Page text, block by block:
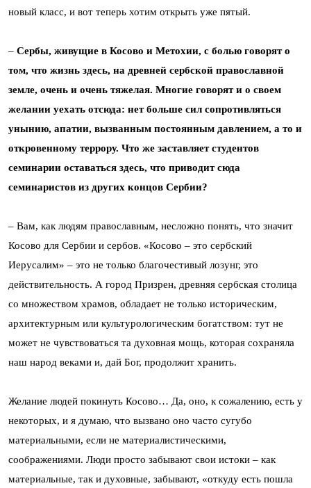
новый класс, и вот теперь хотим открыть уже пятый.
– Сербы, живущие в Косово и Метохии, с болью говорят о
том, что жизнь здесь, на древней сербской православной
земле, очень и очень тяжелая. Многие говорят и о своем
желании уехать отсюда: нет больше сил сопротивляться
унынию, апатии, вызванным постоянным давлением, а то и
откровенному террору. Что же заставляет студентов
семинарии оставаться здесь, что приводит сюда
семинаристов из других концов Сербии?
– Вам, как людям православным, несложно понять, что значит
Косово для Сербии и сербов. «Косово – это сербский
Иерусалим» – это не только благочестивый лозунг, это
действительность. А город Призрен, древняя сербская столица
со множеством храмов, обладает не только историческим,
архитектурным или культурологическим богатством: тут не
может не чувствоваться та духовная мощь, которая сохраняла
наш народ веками и, дай Бог, продолжит хранить.
Желание людей покинуть Косово… Да, оно, к сожалению, есть у
некоторых, и я думаю, что вызвано оно часто сугубо
материальными, если не материалистическими,
соображениями. Люди просто забывают свои истоки – как
материальные, так и духовные, забывают, «откуду есть пошла